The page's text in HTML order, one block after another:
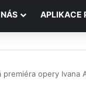
APLIKACE
premiéra opery Ivana